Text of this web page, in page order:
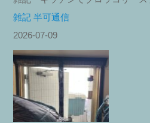
雑記 半可通信
2026-07-09